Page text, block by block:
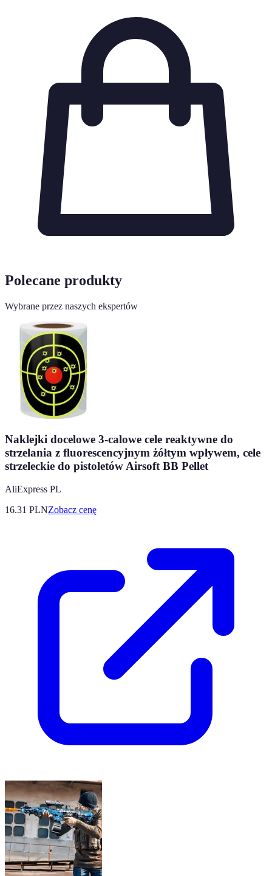
Polecane produkty
Wybrane przez naszych ekspertów
Naklejki docelowe 3-calowe cele reaktywne do
strzelania z fluorescencyjnym żółtym wpływem, cele
strzeleckie do pistoletów Airsoft BB Pellet
AliExpress PL
16.31 PLNZobacz cenę